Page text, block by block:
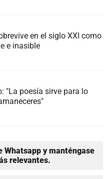
en el siglo XXI como
e inasible
"La poesía sirve para lo
Whatsapp y manténgase
relevantes.